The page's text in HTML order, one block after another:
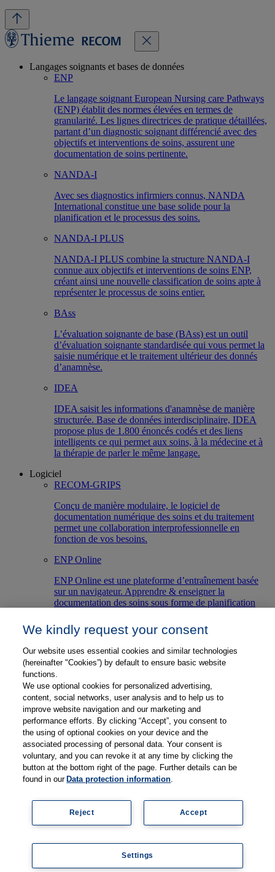
Langages soignants et bases de données
ENP
Le langage soignant European Nursing care Pathways
(ENP) établit des normes élevées en termes de
granularité. Les lignes directrices de pratique détaillées,
partant d’un diagnostic soignant différencié avec des
objectifs et interventions de soins, assurent une
documentation de soins pertinente.
NANDA-I
Avec ses diagnostics infirmiers connus, NANDA
International constitue une base solide pour la
planification et le processus des soins.
NANDA-I PLUS
NANDA-I PLUS combine la structure NANDA-I
connue aux objectifs et interventions de soins ENP,
créant ainsi une nouvelle classification de soins apte à
représenter le processus de soins entier.
BAss
L’évaluation soignante de base (BAss) est un outil
d’évaluation soignante standardisée qui vous permet la
saisie numérique et le traitement ultérieur des donnés
d’anamnèse.
IDEA
IDEA saisit les informations d'anamnèse de manière
structurée. Base de données interdisciplinaire, IDEA
propose plus de 1.800 énoncés codés et des liens
intelligents ce qui permet aux soins, à la médecine et à
la thérapie de parler le même langage.
Logiciel
RECOM-GRIPS
Conçu de manière modulaire, le logiciel de
documentation numérique des soins et du traitement
permet une collaboration interprofessionnelle en
fonction de vos besoins.
ENP Online
ENP Online est une plateforme d’entraînement basée
sur un navigateur. Apprendre & enseigner la
documentation des soins sous forme de planification
GRIPS Education
RECOM-GRIPS Education soutient les étudiants dans
leur quotidien d’apprentissage. ENP, son élément
central, est identique à la documentation de soins et de
traitement du même nom, appliquée dans le quotidien
hospitalier.
Support logiciel
Solution de support centralisée : télémaintenance pour
une aide directe et système de tickets dans le portail
client pour les clients existants.
Partenaires
Allemand
Anglais
We kindly request your consent
Our website uses essential cookies and similar technologies
(hereinafter "Cookies”) by default to ensure basic website
functions.
We use optional cookies for personalized advertising,
content, social networks, user analysis and to help us to
improve website navigation and our marketing and
performance efforts. By clicking “Accept”, you consent to
the using of optional cookies on your device and the
associated processing of personal data. Your consent is
voluntary, and you can revoke it at any time by clicking the
button at the bottom right of the page. Further details can be
found in our Data protection information.
Accept
Reject
Settings